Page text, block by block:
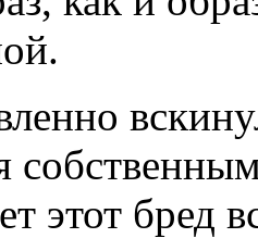
этот бред